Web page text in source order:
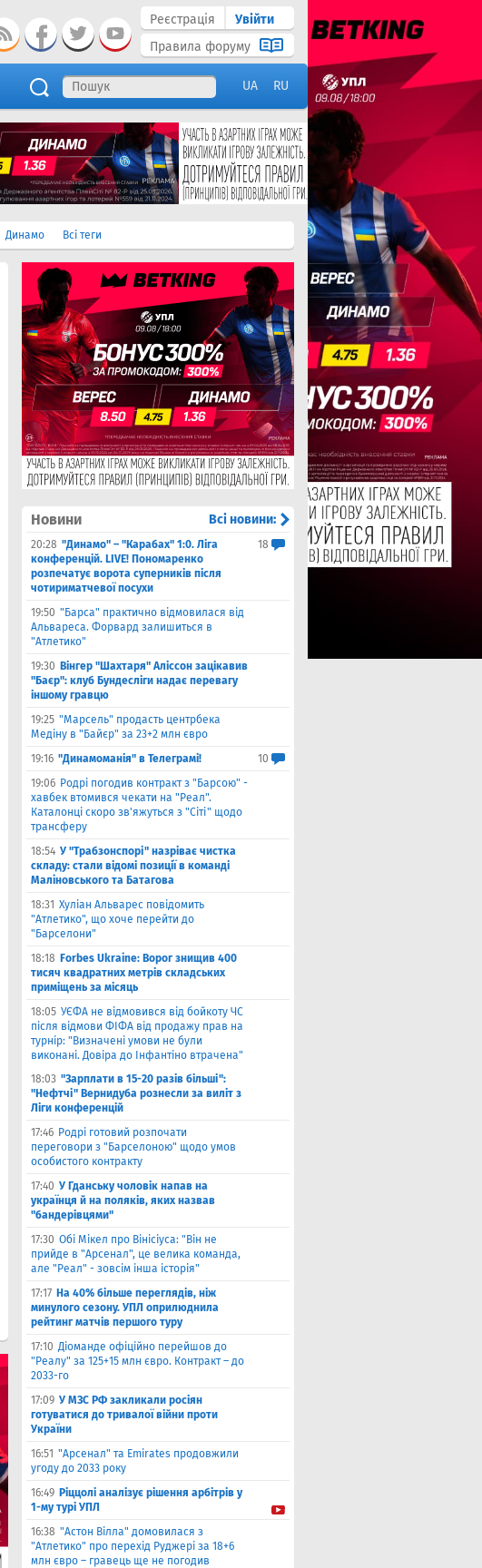
Реєстрація
Увійти
Правила форуму
UA RU
Динамо Всі теги
Новини Всі новини:
20:28 "Динамо" – "Карабах" 1:0. Ліга
конференцій. LIVE! Пономаренко
розпечатує ворота суперників після
чотириматчевої посухи
18
19:50 "Барса" практично відмовилася від
Альвареса. Форвард залишиться в
"Атлетико"
19:30 Вінгер "Шахтаря" Аліссон зацікавив
"Баєр": клуб Бундесліги надає перевагу
іншому гравцю
19:25 "Марсель" продасть центрбека
Медіну в "Байєр" за 23+2 млн євро
19:16 "Динамоманія" в Телеграмі!
10
19:06 Родрі погодив контракт з "Барсою" -
хавбек втомився чекати на "Реал".
Каталонці скоро зв'яжуться з "Сіті" щодо
трансферу
18:54 У "Трабзонспорі" назріває чистка
складу: стали відомі позиції в команді
Малiновського та Батагова
18:31 Хуліан Альварес повідомить
"Атлетико", що хоче перейти до
"Барселони"
18:18 Forbes Ukraine: Ворог знищив 400
тисяч квадратних метрів складських
приміщень за місяць
18:05 УЄФА не відмовився від бойкоту ЧС
після відмови ФІФА від продажу прав на
турнір: "Визначені умови не були
виконані. Довіра до Інфантіно втрачена"
18:03 "Зарплати в 15-20 разів більші":
"Нефтчі" Вернидуба рознесли за виліт з
Ліги конференцій
17:46 Родрі готовий розпочати
переговори з "Барселоною" щодо умов
особистого контракту
17:40 У Гданську чоловік напав на
українця й на поляків, яких назвав
"бандерівцями"
17:30 Обі Мікел про Вінісіуса: "Він не
прийде в "Арсенал", це велика команда,
але "Реал" - зовсім інша історія"
17:17 На 40% більше переглядів, ніж
минулого сезону. УПЛ оприлюднила
рейтинг матчів першого туру
17:10 Діоманде офіційно перейшов до
"Реалу" за 125+15 млн євро. Контракт – до
2033-го
17:09 У МЗС РФ закликали росіян
готуватися до тривалої війни проти
України
16:51 "Арсенал" та Emirates продовжили
угоду до 2033 року
16:49 Ріццолі аналізує рішення арбітрів у
1-му турі УПЛ
16:38 "Астон Вілла" домовилася з
"Атлетико" про перехід Руджері за 18+6
млн євро – гравець ще не погодив